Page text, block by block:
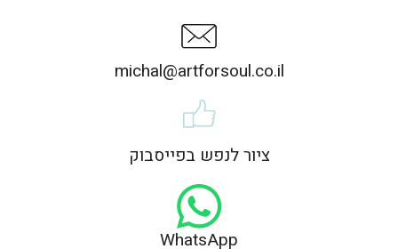
michal@artforsoul.co.il
ציור לנפש בפייסבוק
WhatsApp